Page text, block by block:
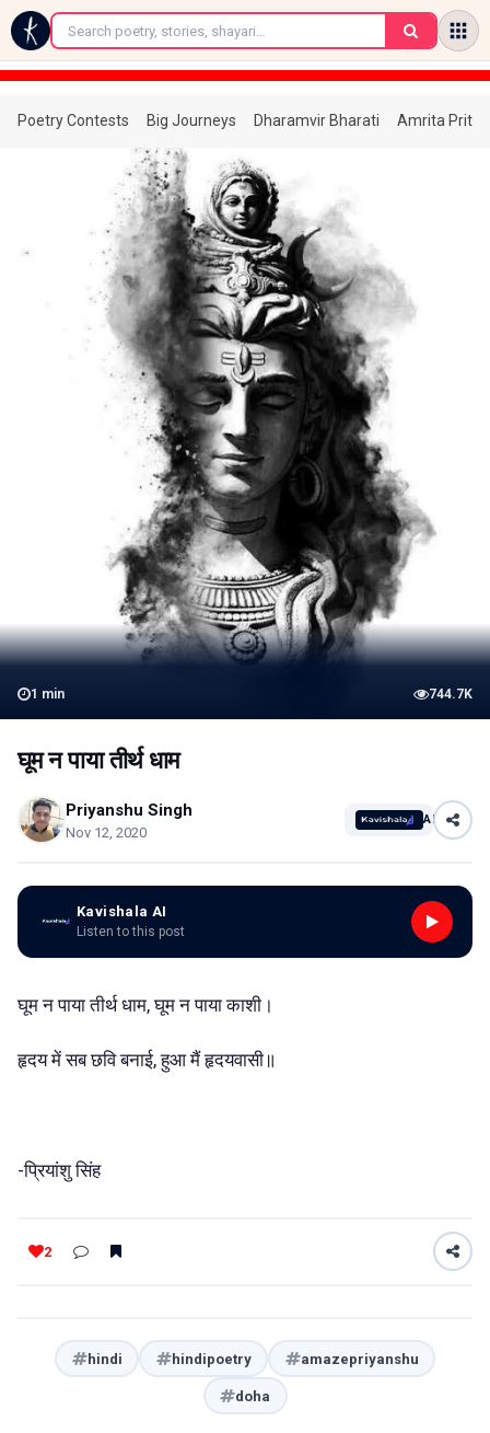
←
Poetry Contests Big Journeys Dharamvir Bharati Amrita
1 min 744.7K
घूम न पाया तीर्थ धाम
Priyanshu Singh
Nov 12, 2020
AI
Kavishala AI
Listen to this post
घूम न पाया तीर्थ धाम, घूम न पाया काशी।
हृदय में सब छवि बनाई, हुआ मैं हृदयवासी॥
-प्रियांशु सिंह
2
hindi hindipoetry amazepriyanshu
doha